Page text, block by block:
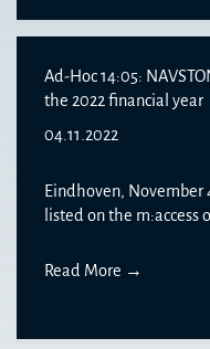
Ad-Hoc 14:05:
the 2022 financial year
04.11.2022
Eindhoven, November
listed on the m:access
Read More →